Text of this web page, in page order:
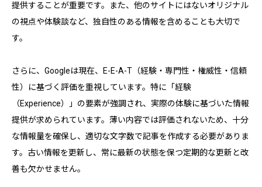
提供することが重要です。また、他のサイトにはないオリジナル
の視点や体験談など、独自性のある情報を含めることも大切で
す。
さらに、Googleは現在、E-E-A-T（経験・専門性・権威性・信頼
性）に基づく評価を重視しています。特に「経験
（Experience）」の要素が強調され、実際の体験に基づいた情報
提供が求められています。薄い内容では評価されないため、十分
な情報量を確保し、適切な文字数で記事を作成する必要がありま
す。古い情報を更新し、常に最新の状態を保つ定期的な更新と改
善も欠かせません。